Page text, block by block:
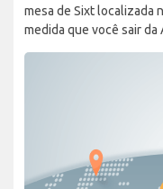
mesa de Sixt localizada
medida que você sair da